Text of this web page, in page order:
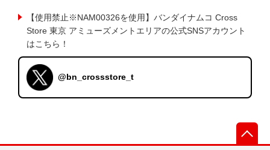
【使用禁止※NAM00326を使用】バンダイナムコ Cross
Store 東京 アミューズメントエリアの公式SNSアカウント
はこちら！
@bn_crossstore_t